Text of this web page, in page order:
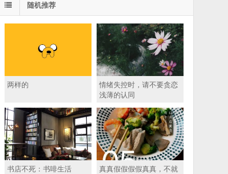
随机推荐
两样的
情绪失控时，请不要贪恋
浅薄的认同
书店不死：书啡生活
真真假假假假真真，不就